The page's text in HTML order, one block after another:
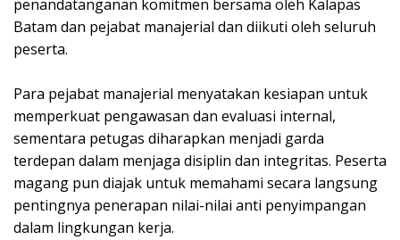
penandatanganan komitmen bersama oleh Kalapas
Batam dan pejabat manajerial dan diikuti oleh seluruh
peserta.
Para pejabat manajerial menyatakan kesiapan untuk
memperkuat pengawasan dan evaluasi internal,
sementara petugas diharapkan menjadi garda
terdepan dalam menjaga disiplin dan integritas. Peserta
magang pun diajak untuk memahami secara langsung
pentingnya penerapan nilai-nilai anti penyimpangan
dalam lingkungan kerja.